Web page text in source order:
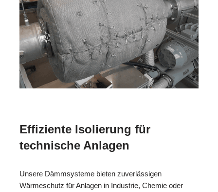
Effiziente Isolierung für
technische Anlagen
Unsere Dämmsysteme bieten zuverlässigen
Wärmeschutz für Anlagen in Industrie, Chemie oder